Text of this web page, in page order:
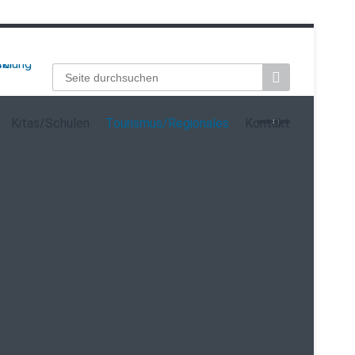
Suchbegriffe
Tourismus/Regionales Kontakt